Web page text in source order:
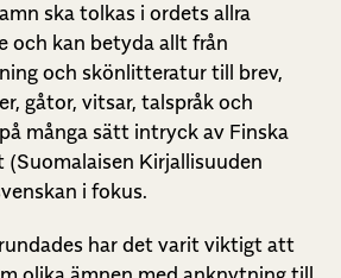
ska tolkas i ordets allra
och kan betyda allt från
och skönlitteratur till brev,
gåtor, vitsar, talspråk och
många sätt intryck av Finska
(Suomalaisen Kirjallisuuden
i fokus.
har det varit viktigt att